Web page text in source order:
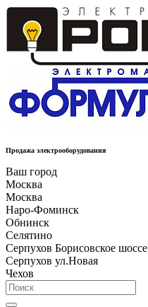
Продажа электрооборудования
Ваш город
Москва
Москва
Наро-Фоминск
Обнинск
Селятино
Серпухов Борисовское шоссе
Серпухов ул.Новая
Чехов